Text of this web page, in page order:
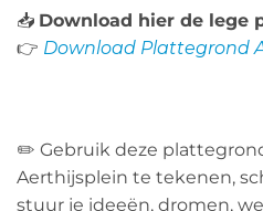
📥 Download hier de lege
👉 Download Plattegrond
✏️ Gebruik deze
Aerthijsplein te tekenen,
stuur je ideeën, dromen,